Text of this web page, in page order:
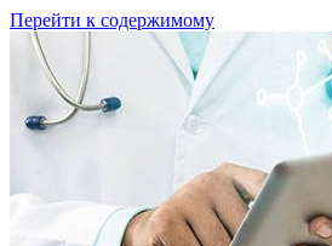
Перейти к содержимому